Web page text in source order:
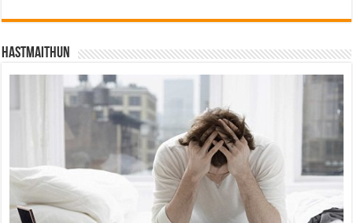
Hastmaithun